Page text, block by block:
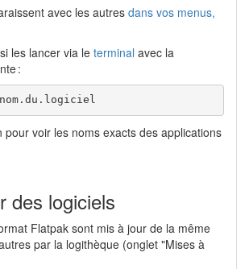
avec les autres dans vos menus,
les lancer via le terminal avec la
:
pour voir les noms exacts des applications
des logiciels
Flatpak sont mis à jour de la même
par la logithèque (onglet "Mises à